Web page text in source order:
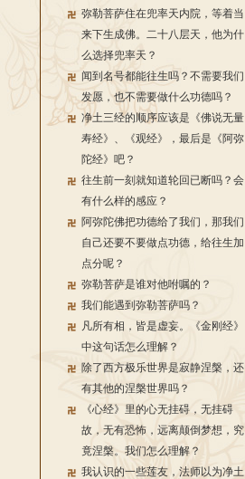
弥勒菩萨住在兜率天内院，等着当
来下生成佛。二十八层天，他为什
么选择兜率天？
闻到名号都能往生吗？不需要我们
发愿，也不需要做什么功德吗？
净土三经的顺序应该是《佛说无量
寿经》、《观经》，最后是《阿弥
陀经》吧？
往生前一刻就知道轮回已断吗？会
有什么样的感应？
阿弥陀佛把功德给了我们，那我们
自己还要不要做点功德，给往生加
点分呢？
弥勒菩萨是谁对他咐嘱的？
我们能遇到弥勒菩萨吗？
凡所有相，皆是虚妄。《金刚经》
中这句话怎么理解？
除了西方极乐世界是寂静涅槃，还
有其他的涅槃世界吗？
《心经》里的心无挂碍，无挂碍
故，无有恐怖，远离颠倒梦想，究
竟涅槃。我们怎么理解？
我认识的一些莲友，法师以为净土